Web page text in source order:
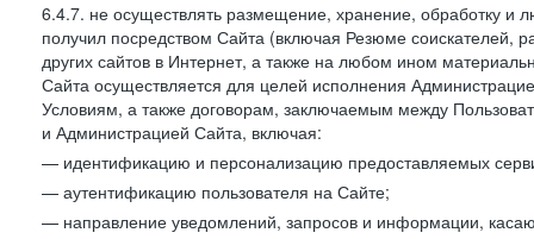
6.4.7. не осуществлять размещение, хранение, обработку и
получил посредством Сайта (включая Резюме
других сайтов в Интернет, а также на любом ином
Сайта осуществляется для целей исполнения
Условиям, а также договорам, заключаемым между
и Администрацией Сайта, включая:
— идентификацию и персонализацию предоставляемых
— аутентификацию пользователя на Сайте;
— направление уведомлений, запросов и информации,